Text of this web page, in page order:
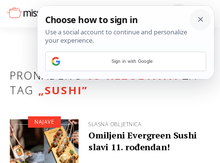
PRONAĐENO65 REZULTATAZA
TAG „SUSHI”
SLASNA OBLJETNICA
Omiljeni Evergreen Sushi
slavi 11. rođendan!
NAJAVE
Sign in with Google